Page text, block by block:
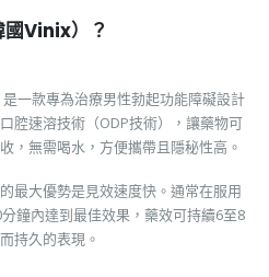
國Vinix）？
一款專為治療男性勃起功能障礙設計
腔速溶技術（ODP技術），讓藥物可
，無需喝水，方便攜帶且隱秘性高。
的最大優勢是見效速度快。通常在服用
鐘內達到最佳效果，藥效可持續6至8
持久的表現。